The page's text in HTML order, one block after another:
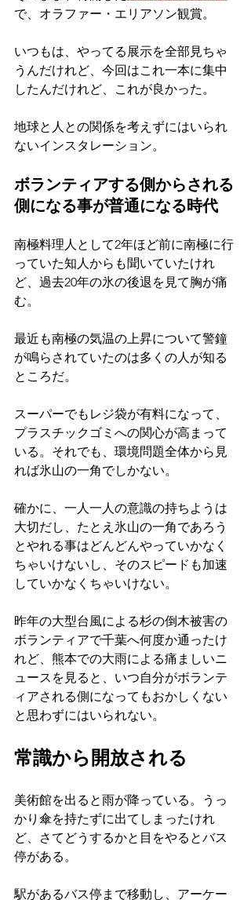
で、オラファー・エリアソン観賞。
いつもは、やってる展示を全部見ちゃ
うんだけれど、今回はこれ一本に集中
したんだけれど、これが良かった。
地球と人との関係を考えずにはいられ
ないインスタレーション。
ボランティアする側からされる
側になる事が普通になる時代
南極料理人として2年ほど前に南極に行
っていた知人からも聞いていたけれ
ど、過去20年の氷の後退を見て胸が痛
む。
最近も南極の気温の上昇について警鐘
が鳴らされていたのは多くの人が知る
ところだ。
スーパーでもレジ袋が有料になって、
プラスチックゴミへの関心が高まって
いる。それでも、環境問題全体から見
れば氷山の一角でしかない。
確かに、一人一人の意識の持ちようは
大切だし、たとえ氷山の一角であろう
とやれる事はどんどんやっていかなく
ちゃいけないし、そのスピードも加速
していかなくちゃいけない。
昨年の大型台風による杉の倒木被害の
ボランティアで千葉へ何度か通ったけ
れど、熊本での大雨による痛ましいニ
ュースを見ると、いつ自分がボランテ
ィアされる側になってもおかしくない
と思わずにはいられない。
常識から開放される
美術館を出ると雨が降っている。うっ
かり傘を持たずに出てしまったけれ
ど、さてどうするかと目をやるとバス
停がある。
駅があるバス停まで移動し、アーケー